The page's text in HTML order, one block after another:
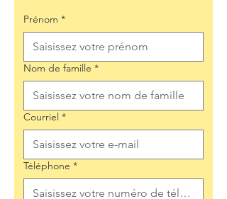
Prénom *
Nom de famille *
Courriel *
Téléphone *